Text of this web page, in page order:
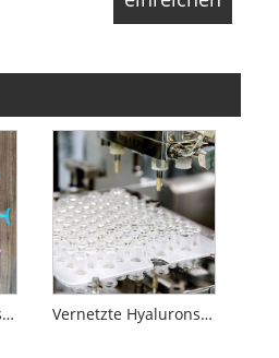
Vernetzte Hyaluronsäure Vernetzte Hyaluronsäure mit Lidocain